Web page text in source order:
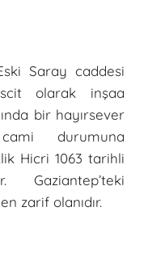
Saray caddesi
olarak inşaa
bir hayırsever
durumuna
Hicri 1063 tarihli
Gaziantep’teki
zarif olanıdır.